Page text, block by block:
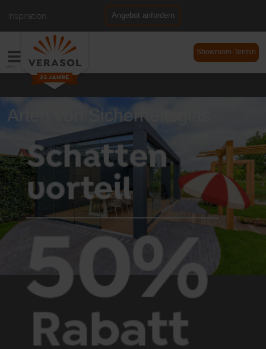
Inspiration Angebot anfordern
DE
Showroom-Termin
Arten von Sicherheitsglas